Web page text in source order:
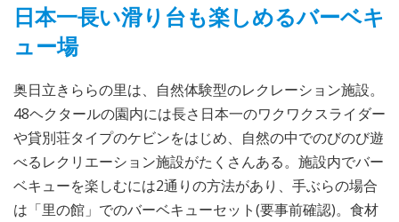
日本一長い滑り台も楽しめるバーベキ
ュー場
奥日立きららの里は、自然体験型のレクレーション施設。
48ヘクタールの園内には長さ日本一のワクワクスライダー
や貸別荘タイプのケビンをはじめ、自然の中でのびのび遊
べるレクリエーション施設がたくさんある。施設内でバー
ベキューを楽しむには2通りの方法があり、手ぶらの場合
は「里の館」でのバーベキューセット(要事前確認)。食材